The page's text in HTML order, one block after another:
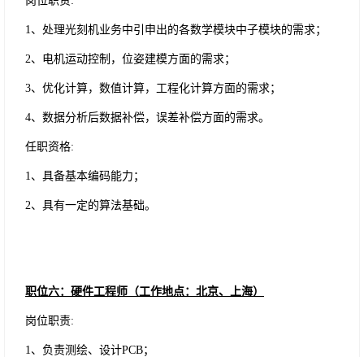
1、处理光刻机业务中引申出的各数学模块中子模块的需求；
2、电机运动控制，位姿建模方面的需求；
3、优化计算，数值计算，工程化计算方面的需求；
4、数据分析后数据补偿，误差补偿方面的需求。
任职资格:
1、具备基本编码能力；
2、具有一定的算法基础。
职位六：硬件工程师（工作地点：北京、上海）
岗位职责:
1、负责测绘、设计PCB；